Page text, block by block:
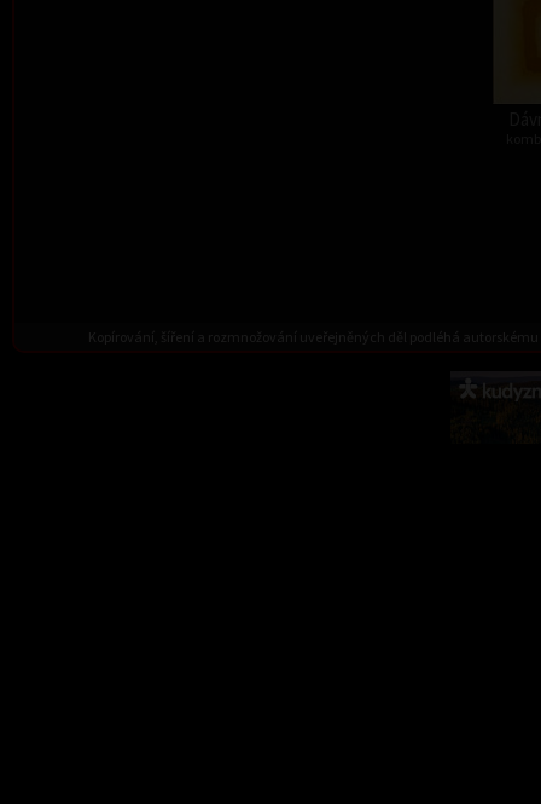
Kopírování, šíření a rozmnožování uveřejněných děl podléhá autorskému